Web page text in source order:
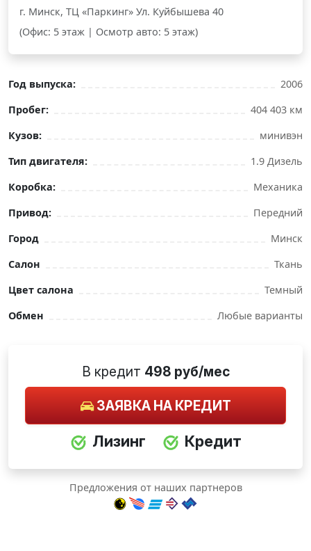
г. Минск, ТЦ «Паркинг» Ул. Куйбышева 40
(Офис: 5 этаж | Осмотр авто: 5 этаж)
Год выпуска:
2006
Пробег:
404 403 км
Кузов:
минивэн
Тип двигателя:
1.9 Дизель
Коробка:
Механика
Привод:
Передний
Город
Минск
Салон
Ткань
Цвет салона
Темный
Обмен
Любые варианты
В кредит 498 руб/мес
ЗАЯВКА НА КРЕДИТ
Лизинг Кредит
Предложения от наших партнеров